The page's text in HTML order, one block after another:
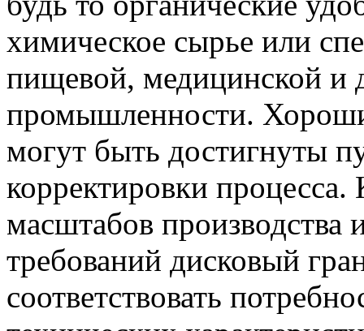
химическое сырье или
пищевой, медицинской и
промышленности.
могут быть достигнуты
корректировки
масштабов производства
требований дисковый
соответствовать